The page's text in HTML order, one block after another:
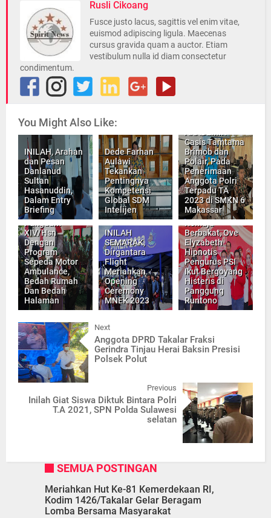
Rusli Cikoang
Fusce justo lacus, sagittis vel enim vitae,
euismod adipiscing ligula. Maecenas
cursus gravida quam a auctor. Etiam
vestibulum nulla id diam consectetur
condimentum.
You Might Also Like:
INILAH, Arahan
dan Pesan
Danlanud
Sultan
Hasanuddin,
Dalam Entry
Briefing
Dede Farhan
Aulawi
Tekankan
Pentingnya
Kompetensi
Global SDM
Intelijen
Saksikan
Casis Tamtama
Brimob dan
Polair, Pada
Penerimaan
Anggota Polri
Terpadu TA
2023 di SMKN 6
Makassar
INILAH
Kepedulian
XIV/Hsn
Dengan
Program
Sepeda Motor
Ambulance,
Bedah Rumah
Dan Bedah
Halaman
INILAH
SEMARAK,
Dirgantara
Flight
Meriahkan
Opening
Ceremony
MNEK 2023
INILAH,
Penyanyi
Berbakat, Ove
Elyzabeth
Hipnotis
Pengurus PSI
Ikut Bergoyang
Histeris di
Panggung
Runtono
Next
Anggota DPRD Takalar Fraksi
Gerindra Tinjau Herai Baksin Presisi
Polsek Polut
Previous
Inilah Giat Siswa Diktuk Bintara Polri
T.A 2021, SPN Polda Sulawesi
selatan
SEMUA POSTINGAN
Meriahkan Hut Ke-81 Kemerdekaan RI,
Kodim 1426/Takalar Gelar Beragam
Lomba Bersama Masyarakat